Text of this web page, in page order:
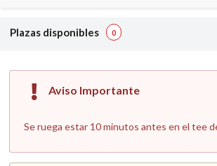
Plazas disponibles 0
Aviso Importante
Se ruega estar 10 minutos antes en el tee